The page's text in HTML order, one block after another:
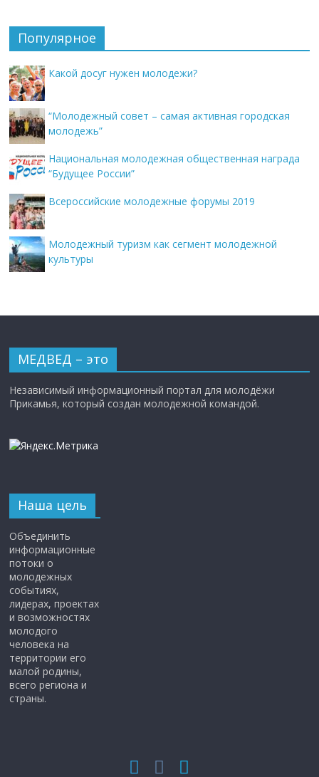
Популярное
Какой досуг нужен молодежи?
“Молодежный совет – самая активная городская
молодежь”
Национальная молодежная общественная награда
“Будущее России”
Всероссийские молодежные форумы 2019
Молодежный туризм как сегмент молодежной
культуры
МЕДВЕД – это
Независимый информационный портал для молодёжи
Прикамья, который создан молодежной командой.
Наша цель
Объединить
информационные
потоки о
молодежных
событиях,
лидерах, проектах
и возможностях
молодого
человека на
территории его
малой родины,
всего региона и
страны.